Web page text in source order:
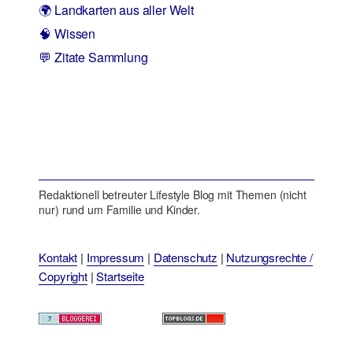
🌍 Landkarten aus aller Welt
🧠 Wissen
💬 Zitate Sammlung
Redaktionell betreuter Lifestyle Blog mit Themen (nicht
nur) rund um Familie und Kinder.
Kontakt | Impressum | Datenschutz | Nutzungsrechte /
Copyright|Startseite